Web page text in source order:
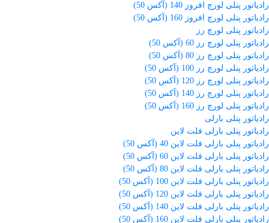
رادیاتور پنلی لورچ افروز 140 (آکس 50)
رادیاتور پنلی لورچ افروز 160 (آکس 50)
رادیاتور پنلی لورچ رز
رادیاتور پنلی لورچ رز 60 (آکس 50)
رادیاتور پنلی لورچ رز 80 (آکس 50)
رادیاتور پنلی لورچ رز 100 (آکس 50)
رادیاتور پنلی لورچ رز 120 (آکس 50)
رادیاتور پنلی لورچ رز 140 (آکس 50)
رادیاتور پنلی لورچ رز 160 (آکس 50)
رادیاتور پنلی بارلی
رادیاتور پنلی بارلی فلت لاین
رادیاتور پنلی بارلی فلت لاین 40 (آکس 50)
رادیاتور پنلی بارلی فلت لاین 60 (آکس 50)
رادیاتور پنلی بارلی فلت لاین 80 (آکس 50)
رادیاتور پنلی بارلی فلت لاین 100 (آکس 50)
رادیاتور پنلی بارلی فلت لاین 120 (آکس 50)
رادیاتور پنلی بارلی فلت لاین 140 (آکس 50)
رادیاتور پنلی بارلی فلت لاین 160 (آکس 50)